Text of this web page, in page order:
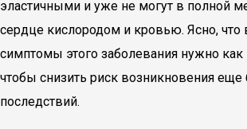
эластичными и уже не могут в полной
сердце кислородом и кровью. Ясно, что
симптомы этого заболевания нужно
чтобы снизить риск возникновения
последствий.